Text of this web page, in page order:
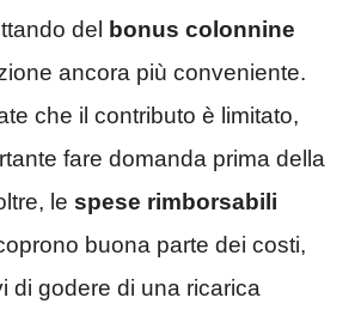
del bonus colonnine
ancora più conveniente.
che il contributo è limitato,
fare domanda prima della
le spese rimborsabili
buona parte dei costi,
di godere di una ricarica